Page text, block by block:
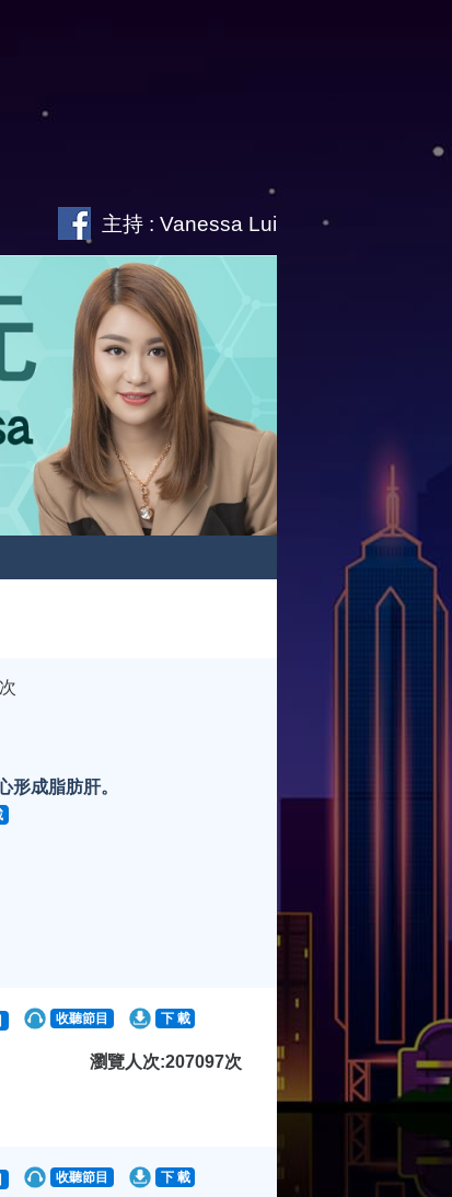
主持 : Vanessa Lui
形成脂肪肝。
收聽節目 下 載
瀏覽人次:207097次
收聽節目 下 載